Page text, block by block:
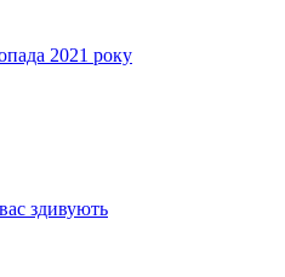
2021 року
здивують